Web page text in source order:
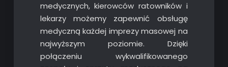
medycznych, kierowców ratowników i
lekarzy możemy zapewnić obsługę
medyczną każdej imprezy masowej na
najwyższym poziomie. Dzięki
połączeniu wykwalifikowanego